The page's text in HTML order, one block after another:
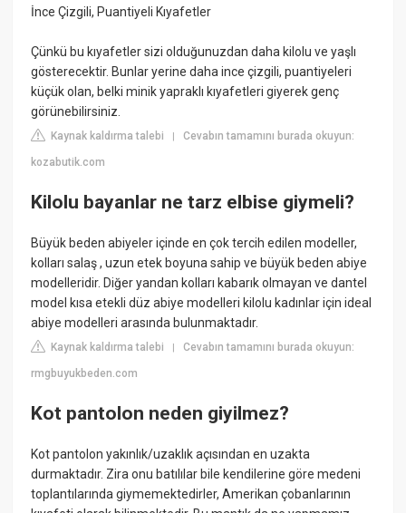
İnce Çizgili, Puantiyeli Kıyafetler
Çünkü bu kıyafetler sizi olduğunuzdan daha kilolu ve yaşlı
gösterecektir. Bunlar yerine daha ince çizgili, puantiyeleri
küçük olan, belki minik yapraklı kıyafetleri giyerek genç
görünebilirsiniz.
Kaynak kaldırma talebi |Cevabın tamamını burada okuyun:
kozabutik.com
Kilolu bayanlar ne tarz elbise giymeli?
Büyük beden abiyeler içinde en çok tercih edilen modeller,
kolları salaş , uzun etek boyuna sahip ve büyük beden abiye
modelleridir. Diğer yandan kolları kabarık olmayan ve dantel
model kısa etekli düz abiye modelleri kilolu kadınlar için ideal
abiye modelleri arasında bulunmaktadır.
Kaynak kaldırma talebi |Cevabın tamamını burada okuyun:
rmgbuyukbeden.com
Kot pantolon neden giyilmez?
Kot pantolon yakınlık/uzaklık açısından en uzakta
durmaktadır. Zira onu batılılar bile kendilerine göre medeni
toplantılarında giymemektedirler, Amerikan çobanlarının